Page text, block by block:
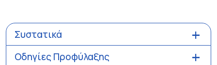
Συστατικά
Οδηγίες Προφύλαξης